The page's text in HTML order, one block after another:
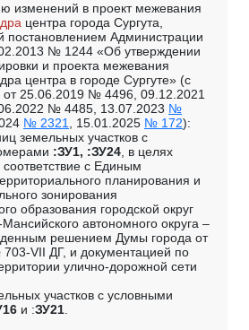
изменений в проект межевания
центра города Сургута,
постановлением Администрации
№ 1244 «Об утверждении
и проекта межевания
центра в городе Сургуте» (с
от 25.06.2019 № 4496, 09.12.2021
№ 4485, 13.07.2023 №
№ 2321, 15.01.2025 № 172):
земельных участков с
:ЗУ1, :ЗУ24, в целях
с Единым
планирования и
зонирования
образования городской округ
автономного округа –
решением Думы города от
VII ДГ, и документацией по
улично-дорожной сети
участков с условными
и :ЗУ21.